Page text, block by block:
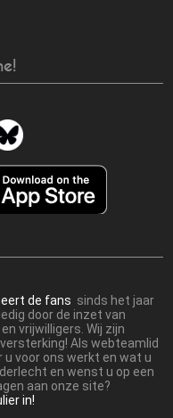
de fans sinds het jaar
door de inzet van
vrijwilligers. Wij zijn
Als webteamlid
u voor ons werkt en wat u
en wenst u op een
aan onze site?
in!